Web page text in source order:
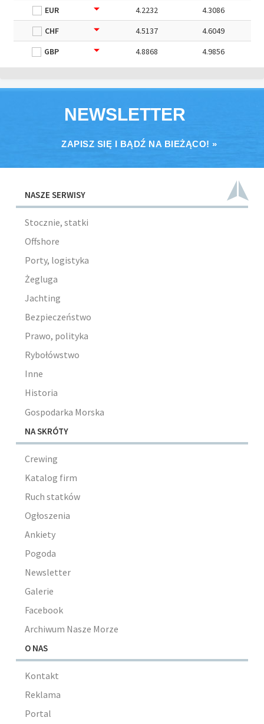
EUR
4.2232
4.3086
CHF
4.5137
4.6049
GBP
4.8868 4.9856
NEWSLETTER
ZAPISZ SIĘ I BĄDŹ NA BIEŻĄCO! »
NASZE SERWISY
Stocznie, statki
Offshore
Porty, logistyka
Żegluga
Jachting
Bezpieczeństwo
Prawo, polityka
Rybołówstwo
Inne
Historia
Gospodarka Morska
NA SKRÓTY
Crewing
Katalog firm
Ruch statków
Ogłoszenia
Ankiety
Pogoda
Newsletter
Galerie
Facebook
Archiwum Nasze Morze
O NAS
Kontakt
Reklama
Portal